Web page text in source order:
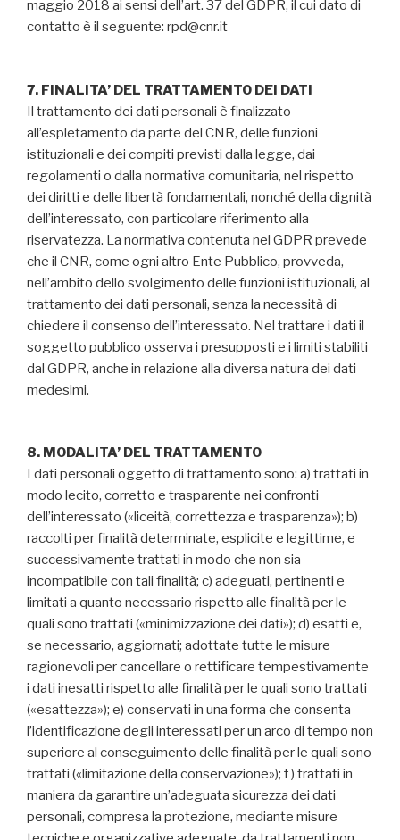
maggio 2018 ai sensi dell’art. 37 del GDPR, il cui dato di
contatto è il seguente: rpd@cnr.it
7. FINALITA’ DEL TRATTAMENTO DEI DATI
Il trattamento dei dati personali è finalizzato
all’espletamento da parte del CNR, delle funzioni
istituzionali e dei compiti previsti dalla legge, dai
regolamenti o dalla normativa comunitaria, nel rispetto
dei diritti e delle libertà fondamentali, nonché della dignità
dell’interessato, con particolare riferimento alla
riservatezza. La normativa contenuta nel GDPR prevede
che il CNR, come ogni altro Ente Pubblico, provveda,
nell’ambito dello svolgimento delle funzioni istituzionali, al
trattamento dei dati personali, senza la necessità di
chiedere il consenso dell’interessato. Nel trattare i dati il
soggetto pubblico osserva i presupposti e i limiti stabiliti
dal GDPR, anche in relazione alla diversa natura dei dati
medesimi.
8. MODALITA’ DEL TRATTAMENTO
I dati personali oggetto di trattamento sono: a) trattati in
modo lecito, corretto e trasparente nei confronti
dell’interessato («liceità, correttezza e trasparenza»); b)
raccolti per finalità determinate, esplicite e legittime, e
successivamente trattati in modo che non sia
incompatibile con tali finalità; c) adeguati, pertinenti e
limitati a quanto necessario rispetto alle finalità per le
quali sono trattati («minimizzazione dei dati»); d) esatti e,
se necessario, aggiornati; adottate tutte le misure
ragionevoli per cancellare o rettificare tempestivamente
i dati inesatti rispetto alle finalità per le quali sono trattati
(«esattezza»); e) conservati in una forma che consenta
l’identificazione degli interessati per un arco di tempo non
superiore al conseguimento delle finalità per le quali sono
trattati («limitazione della conservazione»); f ) trattati in
maniera da garantire un’adeguata sicurezza dei dati
personali, compresa la protezione, mediante misure